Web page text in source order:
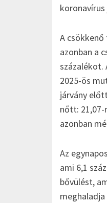
koronavírus
A
azonban a
százalékot.
2025-ös
járvány
nőtt: 21,07-
azonban
Az
ami 6,1
bővülést,